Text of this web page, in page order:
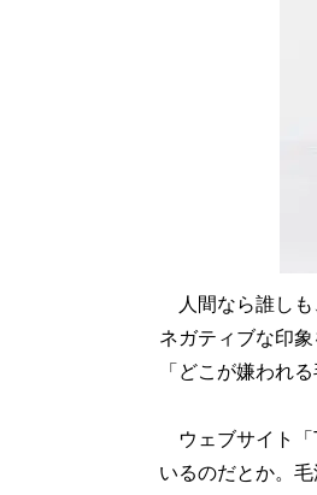
人間なら誰しも
ネガティブな印
「どこが嫌われ
ウェブサイト「
いるのだとか。